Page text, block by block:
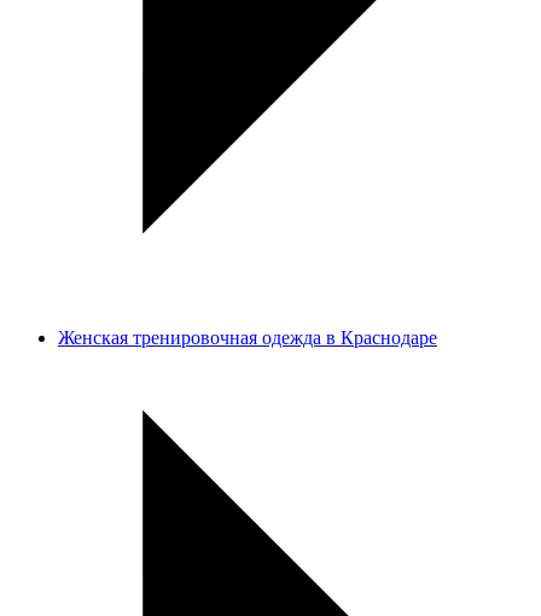
Женская тренировочная одежда в Краснодаре